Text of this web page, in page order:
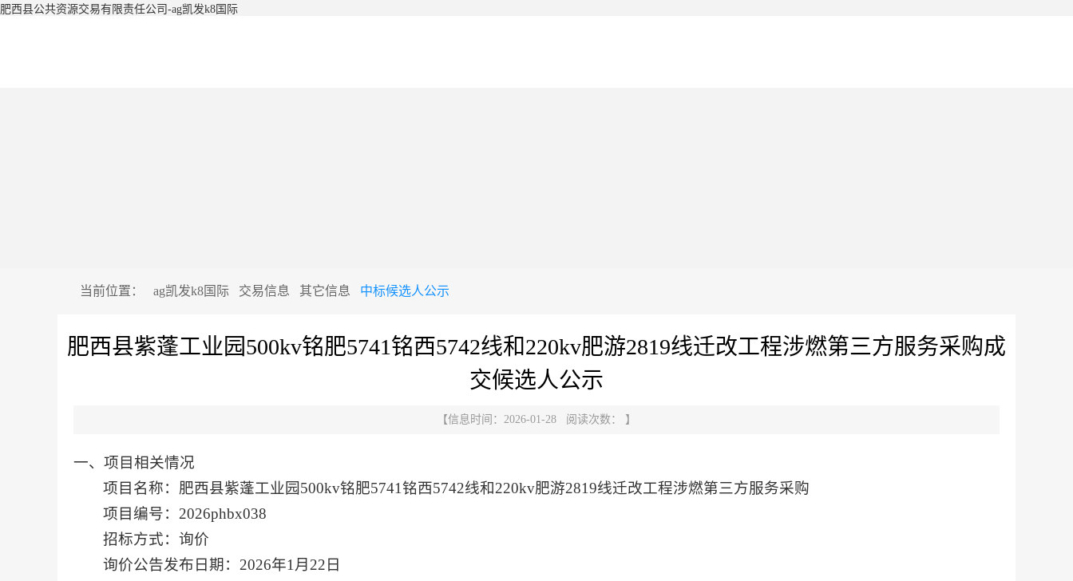
肥西县公共资源交易有限责任公司-ag凯发k8国际
当前位置： ag凯发k8国际 交易信息 其它信息 中标候选人公示
肥西县紫蓬工业园500kv铭肥5741铭西5742线和220kv肥游2819线迁改工程涉燃第三方服务采购成
交候选人公示
【信息时间：2026-01-28 阅读次数： 】
一、项目相关情况
项目名称： 肥西县紫蓬工业园500kv铭肥5741铭西5742线和220kv肥游2819线迁改工程涉燃第三方服务采购
项目编号： 2026phbx038
招标方式：询价
询价公告发布日期： 2026年1 月 22 日